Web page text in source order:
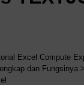
Excel Compute
dan Fungsinya